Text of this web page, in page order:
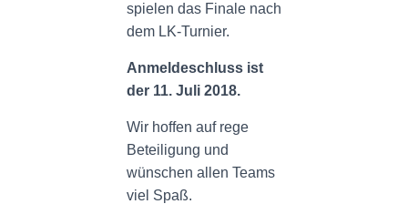
spielen das Finale nach
dem LK-Turnier.
Anmeldeschluss ist
der 11. Juli 2018.
Wir hoffen auf rege
Beteiligung und
wünschen allen Teams
viel Spaß.